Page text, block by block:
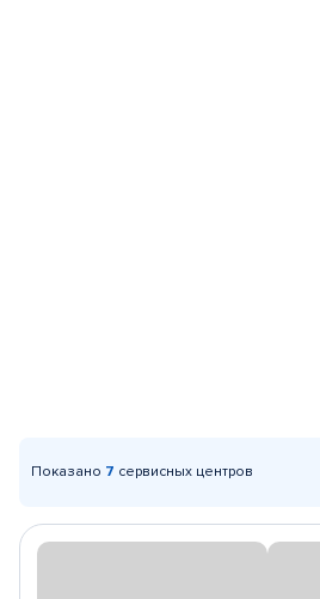
Показано 7 сервисных центров